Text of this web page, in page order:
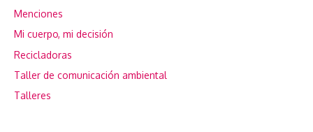
Menciones
Mi cuerpo, mi decisión
Recicladoras
Taller de comunicación ambiental
Talleres